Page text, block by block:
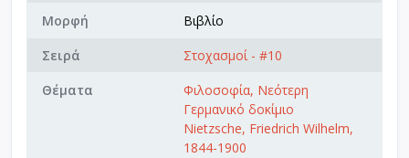
Μορφή
Βιβλίο
Σειρά
Στοχασμοί - #10
Θέματα
Φιλοσοφία, Νεότερη
Γερμανικό δοκίμιο
Nietzsche, Friedrich Wilhelm,
1844-1900